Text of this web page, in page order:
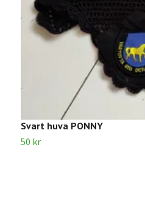
Svart huva PONNY
50 kr